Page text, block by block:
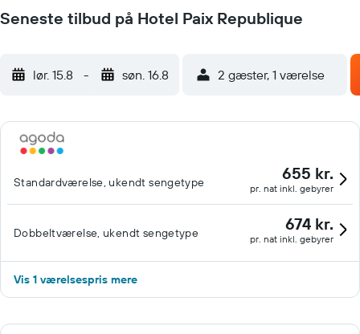
Seneste tilbud på Hotel Paix Republique
lør. 15.8 - søn. 16.8 2 gæster, 1 værelse
Standardværelse, ukendt sengetype 655 kr.
pr. nat inkl. gebyrer
Dobbeltværelse, ukendt sengetype 674 kr.
pr. nat inkl. gebyrer
Vis 1 værelsespris mere